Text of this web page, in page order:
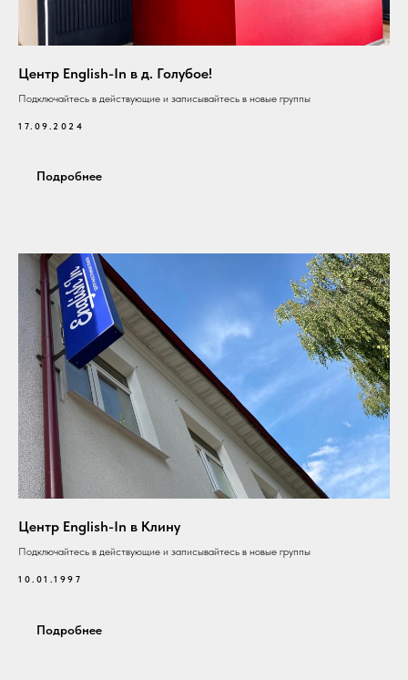
Центр English-In в д. Голубое!
Подключайтесь в действующие и записывайтесь в новые группы
17.09.2024
Подробнее
Центр English-In в Клину
Подключайтесь в действующие и записывайтесь в новые группы
10.01.1997
Подробнее